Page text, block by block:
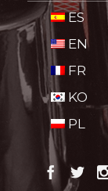
ES
EN
FR
KO
PL